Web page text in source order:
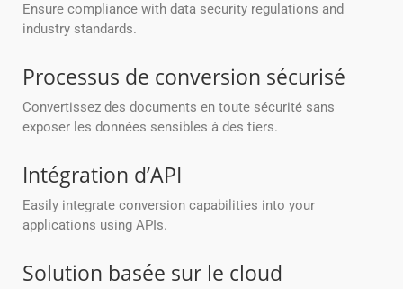
Ensure compliance with data security regulations and
industry standards.
Processus de conversion sécurisé
Convertissez des documents en toute sécurité sans
exposer les données sensibles à des tiers.
Intégration d’API
Easily integrate conversion capabilities into your
applications using APIs.
Solution basée sur le cloud